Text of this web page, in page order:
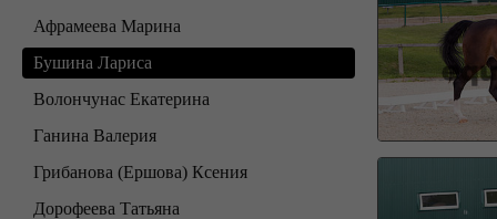
Афрамеева Марина
Бушина Лариса
Волончунас Екатерина
Ганина Валерия
Грибанова (Ершова) Ксения
Дорофеева Татьяна